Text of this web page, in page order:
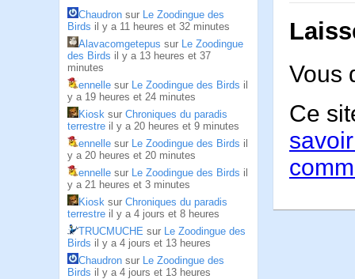
Chaudron sur Le Zoodingue des
Birds il y a 11 heures et 32 minutes
Alavacomgetepus sur Le Zoodingue
des Birds il y a 13 heures et 37
minutes
ennelle sur Le Zoodingue des Birds il
y a 19 heures et 24 minutes
Kiosk sur Chroniques du paradis
terrestre il y a 20 heures et 9 minutes
ennelle sur Le Zoodingue des Birds il
y a 20 heures et 20 minutes
ennelle sur Le Zoodingue des Birds il
y a 21 heures et 3 minutes
Kiosk sur Chroniques du paradis
terrestre il y a 4 jours et 8 heures
TRUCMUCHE sur Le Zoodingue des
Birds il y a 4 jours et 13 heures
Chaudron sur Le Zoodingue des
Birds il y a 4 jours et 13 heures
Vous
Ce